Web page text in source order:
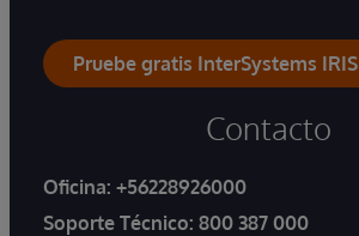
Pruebe gratis InterSystems IRIS
Contacto
Oficina: +56228926000
Soporte Técnico: 800 387 000